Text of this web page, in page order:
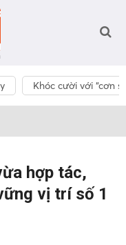
Khóc cười với “cơn
hợp tác,
vị trí số 1